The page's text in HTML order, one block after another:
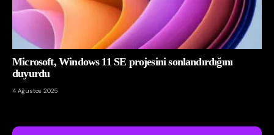
Microsoft, Windows 11 SE projesini sonlandırdığını
duyurdu
4 Ağustos 2025